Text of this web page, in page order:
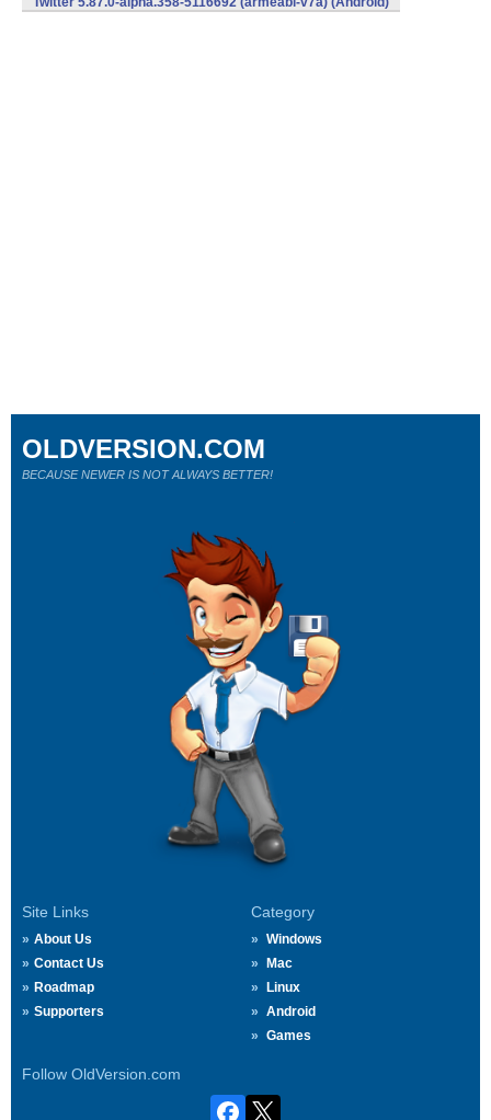
Site Links
About Us
Contact Us
Roadmap
Supporters
Category
Windows
Mac
Linux
Android
Games
Follow OldVersion.com
OLDVERSION.COM
BECAUSE NEWER IS NOT ALWAYS BETTER!